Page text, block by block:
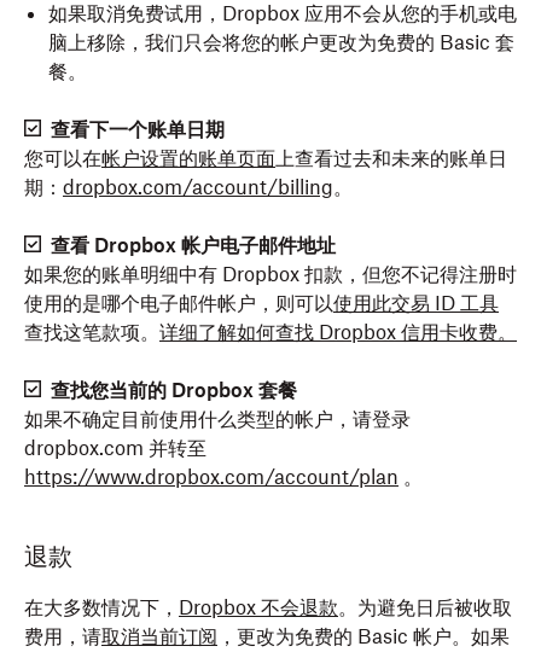
如果取消免费试用，Dropbox 应用不会从您的手机或电
脑上移除，我们只会将您的帐户更改为免费的 Basic 套
餐。
查看下一个账单日期
您可以在帐户设置的账单页面上查看过去和未来的账单日
期： dropbox.com/account/billing。
查看 Dropbox 帐户电子邮件地址
如果您的账单明细中有 Dropbox 扣款，但您不记得注册时
使用的是哪个电子邮件帐户，则可以使用此交易 ID 工具
查找这笔款项。 详细了解如何查找 Dropbox 信用卡收费。
查找您当前的 Dropbox 套餐
如果不确定目前使用什么类型的帐户，请登录
dropbox.com 并转至
https://www.dropbox.com/account/plan 。
退款
在大多数情况下， Dropbox 不会退款。为避免日后被收取
费用，请取消当前订阅 ，更改为免费的 Basic 帐户。如果